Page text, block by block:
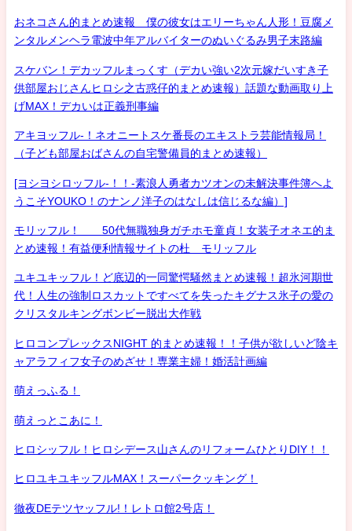
おネコさん的まとめ速報 僕の彼女はエリーちゃん人形！豆腐メ
ンタルメンヘラ電波中年アルバイターのぬいぐるみ男子末路編
スケバン！デカッフルまっくす（デカい強い2次元嫁だいすき子
供部屋おじさんヒロシ之古惑仔的まとめ速報）話題な動画取り上
げMAX！デカいは正義刑事編
アキヨッフル-！ネオニートスケ番長のエキストラ芸能情報局！
（子ども部屋おばさんの自宅警備員的まとめ速報）
[ヨシヨシロッフル-！！-素浪人勇者カツオンの未解決事件簿へよ
うこそYOUKO！のナンノ洋子のはなしは信じるな編）]
モリッフル！ 50代無職独身ガチホモ童貞！女装子オネエ的ま
とめ速報！有益便利情報サイトの杜 モリッフル
ユキユキッフル！ど底辺的一同驚愕騒然まとめ速報！超氷河期世
代！人生の強制ロスカットですべてを失ったキグナス氷子の愛の
クリスタルキングボンビー脱出大作戦
ヒロコンプレックスNIGHT 的まとめ速報！！子供が欲しいど陰キ
ャアラフィフ女子のめざせ！専業主婦！婚活計画編
萌えっふる！
萌えっとこあに！
ヒロシッフル！ヒロシデース山さんのリフォームひとりDIY！！
ヒロユキユキッフルMAX！スーパークッキング！
徹夜DEテツヤッフル!！レトロ館2号店！